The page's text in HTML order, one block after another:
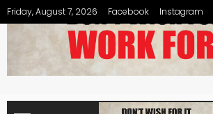
Friday, August 7, 2026 Facebook Instagram